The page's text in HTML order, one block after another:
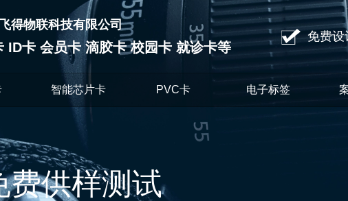
得物联科技有限公司
ID卡 会员卡 滴胶卡 校园卡 就诊卡等
免费设
智能芯片卡 PVC卡 电子标签
费供样测试